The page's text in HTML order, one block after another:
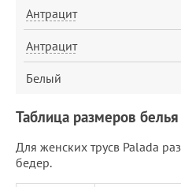
Антрацит
Антрацит
Белый
Таблица размеров
Для женских трусв Palada
бедер.